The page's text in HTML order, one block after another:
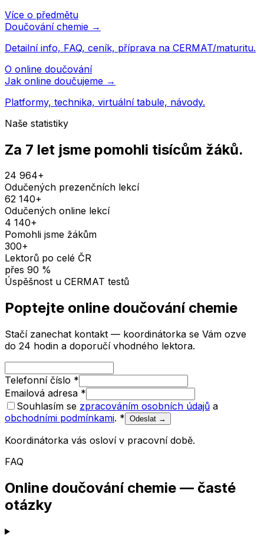
Více o předmětu
Doučování chemie →
Detailní info, FAQ, ceník, příprava na CERMAT/maturitu.
O online doučování
Jak online doučujeme →
Platformy, technika, virtuální tabule, návody.
Naše statistiky
Za 7 let jsme pomohli tisícům žáků.
24 964+
Odučených prezenčních lekcí
62 140+
Odučených online lekcí
4 140+
Pomohli jsme žákům
300+
Lektorů po celé ČR
přes 90 %
Úspěšnost u CERMAT testů
Poptejte online doučování chemie
Stačí zanechat kontakt — koordinátorka se Vám ozve
do 24 hodin a doporučí vhodného lektora.
Telefonní číslo *
Emailová adresa *
Souhlasím se zpracováním osobních údajů a
obchodními podmínkami. * Odeslat →
Koordinátorka vás osloví v pracovní době.
FAQ
Online doučování chemie — časté
otázky